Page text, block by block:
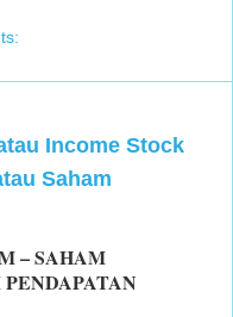
Income Stock
Saham
– SAHAM